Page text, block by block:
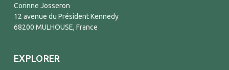
Corinne Josseron
12 avenue du Président Kennedy
68200 MULHOUSE, France
EXPLORER